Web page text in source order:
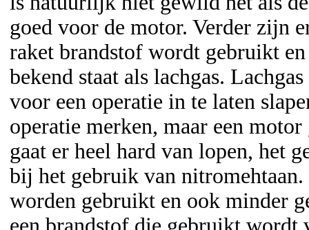
goed voor de motor. Verder zijn
raket brandstof wordt gebruikt
bekend staat als lachgas.
voor een operatie in te laten
operatie merken, maar een
gaat er heel hard van lopen, het
bij het gebruik van nitromehtaan.
worden gebruikt en ook minder